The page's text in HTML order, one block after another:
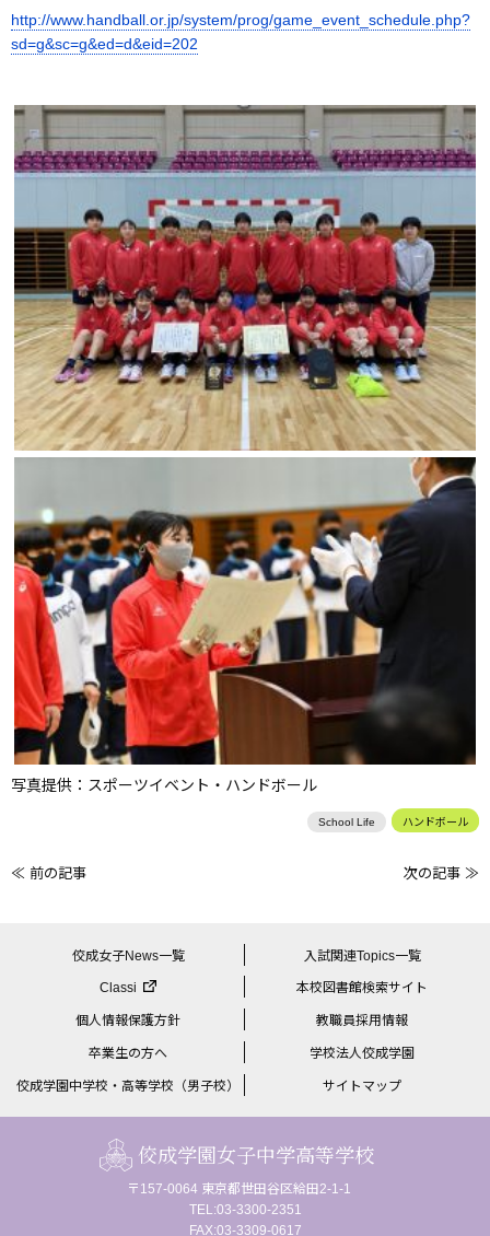
http://www.handball.or.jp/system/prog/game_event_schedule.php?
sd=g&sc=g&ed=d&eid=202
写真提供：スポーツイベント・ハンドボール
School Life ハンドボール
前
の
リ
≪ 前の記事 次の記事 ≫
佼成女子News一覧 入試関連Topics一覧
Classi 本校図書館検索サイト
個人情報保護方針 教職員採用情報
卒業生の方へ 学校法人佼成学園
佼成学園中学校・高等学校（男子校） サイトマップ
佼成学園女子中学高等学校
〒157-0064 東京都世田谷区給田2-1-1
TEL:03-3300-2351
FAX:03-3309-0617